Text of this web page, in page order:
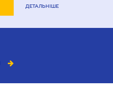
ДЕТАЛЬНІШЕ